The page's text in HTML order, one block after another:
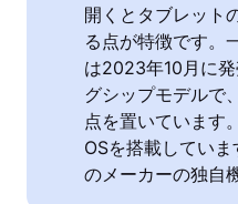
開くとタブレット
る点が特徴です。
は2023年10月に
グシップモデルで
点を置いています
OSを搭載してい
のメーカーの独自